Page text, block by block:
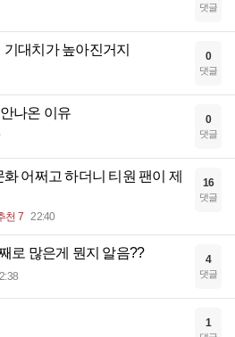
댓글
대치가 높아진거지 0
댓글
나온 이유 0
댓글
어쩌고 하더니 티원 팬이 제
천 7 22:40
16
댓글
로 많은게 뭔지 알음?? 4
댓글
1